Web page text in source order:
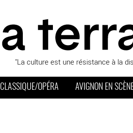
"La culture est une résistance à la
CLASSIQUE/OPÉRA AVIGNON EN